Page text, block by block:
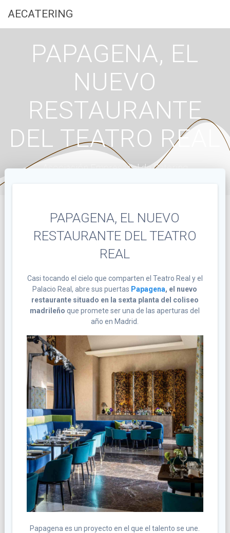
AECATERING
PAPAGENA, EL
NUEVO
RESTAURANTE
DEL TEATRO REAL
Asociación Empresarial de Catering
PAPAGENA, EL NUEVO
RESTAURANTE DEL TEATRO
REAL
Casi tocando el cielo que comparten el Teatro Real y el
Palacio Real, abre sus puertas Papagena, el nuevo
restaurante situado en la sexta planta del coliseo
madrileño que promete ser una de las aperturas del
año en Madrid.
Papagena es un proyecto en el que el talento se une.